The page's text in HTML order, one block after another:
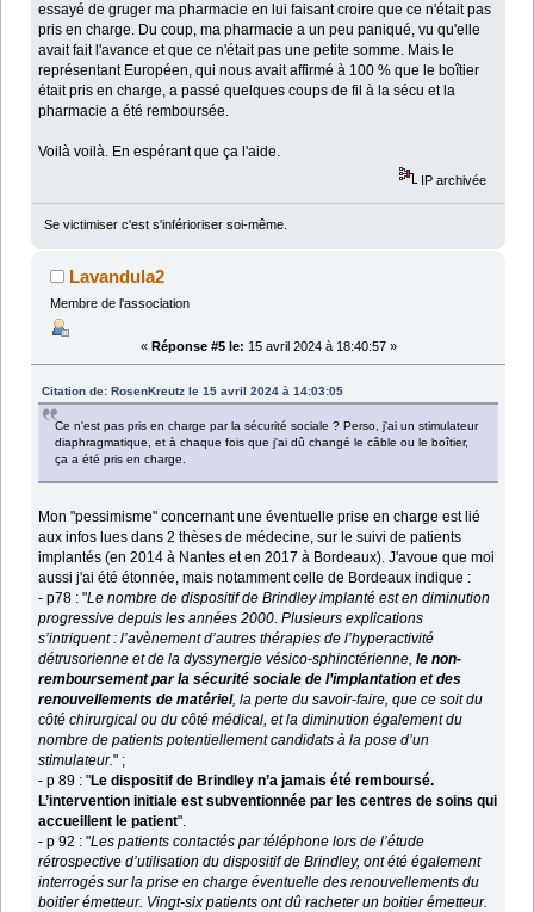
essayé de gruger ma pharmacie en lui faisant croire que ce n'était pas
pris en charge. Du coup, ma pharmacie a un peu paniqué, vu qu'elle
avait fait l'avance et que ce n'était pas une petite somme. Mais le
représentant Européen, qui nous avait affirmé à 100 % que le boîtier
était pris en charge, a passé quelques coups de fil à la sécu et la
pharmacie a été remboursée.
Voilà voilà. En espérant que ça l'aide.
IP archivée
Se victimiser c'est s'inférioriser soi-même.
Lavandula2
Membre de l'association
« Réponse #5 le: 15 avril 2024 à 18:40:57 »
Citation de: RosenKreutz le 15 avril 2024 à 14:03:05
Ce n'est pas pris en charge par la sécurité sociale ? Perso, j'ai un stimulateur
diaphragmatique, et à chaque fois que j'ai dû changé le câble ou le boîtier,
ça a été pris en charge.
Mon "pessimisme" concernant une éventuelle prise en charge est lié
aux infos lues dans 2 thèses de médecine, sur le suivi de patients
implantés (en 2014 à Nantes et en 2017 à Bordeaux). J'avoue que moi
aussi j'ai été étonnée, mais notamment celle de Bordeaux indique :
- p78 : "Le nombre de dispositif de Brindley implanté est en diminution
progressive depuis les années 2000. Plusieurs explications
s’intriquent : l’avènement d’autres thérapies de l’hyperactivité
détrusorienne et de la dyssynergie vésico-sphinctérienne,le non-
remboursement par la sécurité sociale de l’implantation et des
renouvellements de matériel, la perte du savoir-faire, que ce soit du
côté chirurgical ou du côté médical, et la diminution également du
nombre de patients potentiellement candidats à la pose d’un
stimulateur." ;
- p 89 : "Le dispositif de Brindley n’a jamais été remboursé.
L’intervention initiale est subventionnée par les centres de soins qui
accueillent le patient".
- p 92 : "Les patients contactés par téléphone lors de l’étude
rétrospective d’utilisation du dispositif de Brindley, ont été également
interrogés sur la prise en charge éventuelle des renouvellements du
boitier émetteur. Vingt-six patients ont dû racheter un boitier émetteur.